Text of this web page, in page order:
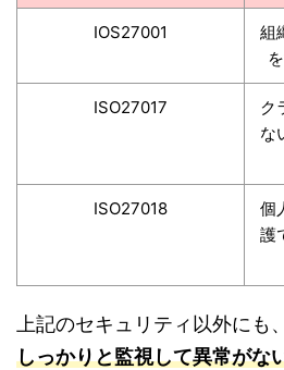
IOS27001
組
ISO27017
ク
な
ISO27018
個
護
上記のセキュリティ以外にも、
しっかりと監視して異常がな